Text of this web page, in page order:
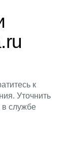
к
Уточнить
в службе